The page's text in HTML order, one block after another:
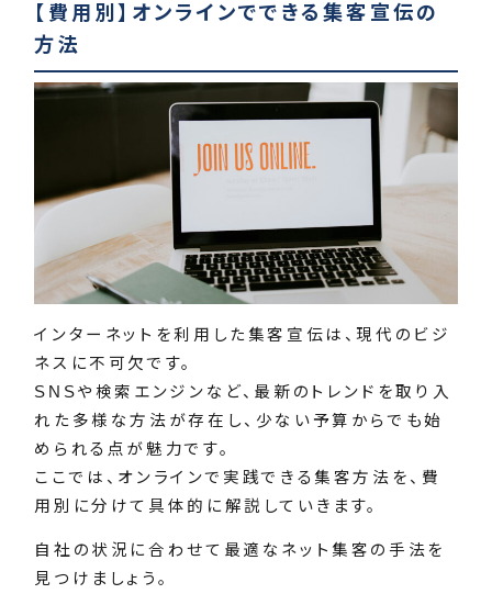
【費用別】オンラインでできる集客宣伝の
方法
インターネットを利用した集客宣伝は、現代のビジ
ネスに不可欠です。
SNSや検索エンジンなど、最新のトレンドを取り入
れた多様な方法が存在し、少ない予算からでも始
められる点が魅力です。
ここでは、オンラインで実践できる集客方法を、費
用別に分けて具体的に解説していきます。
自社の状況に合わせて最適なネット集客の手法を
見つけましょう。